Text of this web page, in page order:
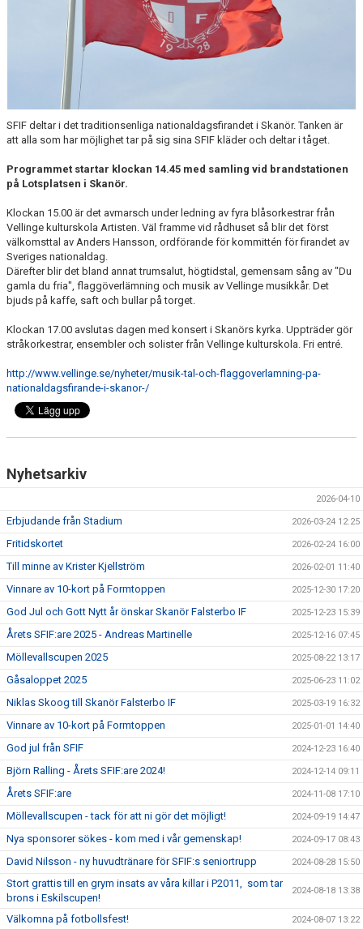
MÖLLEBLADET
SFIF PROFILER & MINNEN
BILDGALLERI
GÅSALOPPET
FÖRSÄKRING
PROFILPRODUKTER
BLI STÖDMEDLEM
MEDLEMSERBJUDANDEN
TRÄNINGSTIPS
SFIF deltar i det traditionsenliga nationaldagsfirandet i Skanör. Tanken är
att alla som har möjlighet tar på sig sina SFIF kläder och deltar i tåget.
Programmet startar klockan 14.45 med samling vid brandstationen
på Lotsplatsen i Skanör.
Klockan 15.00 är det avmarsch under ledning av fyra blåsorkestrar från
Vellinge kulturskola Artisten. Väl framme vid rådhuset så blir det först
välkomsttal av Anders Hansson, ordförande för kommittén för firandet av
Sveriges nationaldag.
Därefter blir det bland annat trumsalut, högtidstal, gemensam sång av "Du
gamla du fria", flaggöverlämning och musik av Vellinge musikkår. Det
bjuds på kaffe, saft och bullar på torget.
Klockan 17.00 avslutas dagen med konsert i Skanörs kyrka. Uppträder gör
stråkorkestrar, ensembler och solister från Vellinge kulturskola. Fri entré.
http://www.vellinge.se/nyheter/musik-tal-och-flaggoverlamning-pa-
nationaldagsfirande-i-skanor-/
Nyhetsarkiv
2026-04-10
Erbjudande från Stadium 2026-03-24 12:25
Fritidskortet 2026-02-24 16:00
Till minne av Krister Kjellström 2026-02-01 11:40
Vinnare av 10-kort på Formtoppen 2025-12-30 17:20
God Jul och Gott Nytt år önskar Skanör Falsterbo IF 2025-12-23 15:39
Årets SFIF:are 2025 - Andreas Martinelle 2025-12-16 07:45
Möllevallscupen 2025 2025-08-22 13:17
Gåsaloppet 2025 2025-06-23 11:02
Niklas Skoog till Skanör Falsterbo IF 2025-03-19 16:32
Vinnare av 10-kort på Formtoppen 2025-01-01 14:40
God jul från SFIF 2024-12-23 16:40
Björn Ralling - Årets SFIF:are 2024! 2024-12-14 09:11
Årets SFIF:are 2024-11-08 17:10
Möllevallscupen - tack för att ni gör det möjligt! 2024-09-19 14:47
Nya sponsorer sökes - kom med i vår gemenskap! 2024-09-17 08:43
David Nilsson - ny huvudtränare för SFIF:s seniortrupp 2024-08-28 15:50
Stort grattis till en grym insats av våra killar i P2011, som tar
brons i Eskilscupen!
2024-08-18 13:38
Välkomna på fotbollsfest! 2024-08-07 13:22